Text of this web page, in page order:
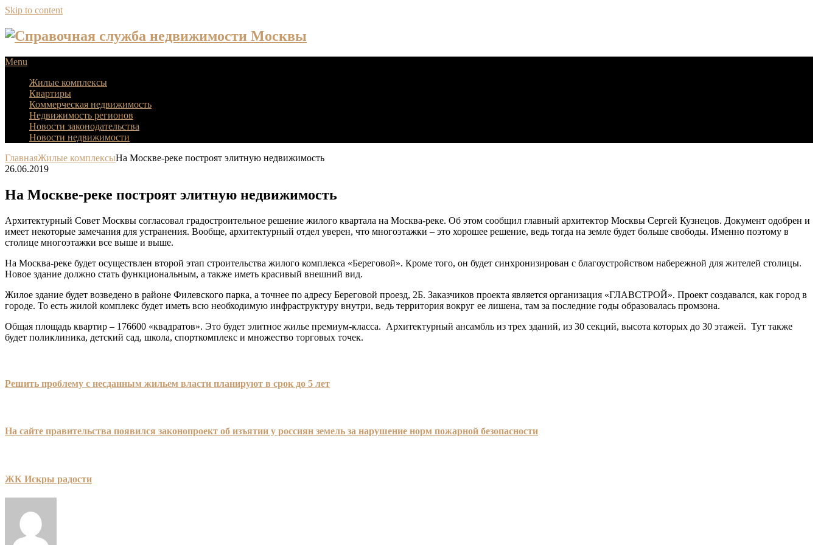
Skip to content
Menu
Жилые комплексы
Квартиры
Коммерческая недвижимость
Недвижимость регионов
Новости законодательства
Новости недвижимости
ГлавнаяЖилые комплексыНа Москве-реке построят элитную недвижимость
26.06.2019
На Москве-реке построят элитную недвижимость
Архитектурный Совет Москвы согласовал градостроительное решение жилого квартала на Москва-реке. Об этом сообщил главный архитектор Москвы Сергей Кузнецов. Документ одобрен и
имеет некоторые замечания для устранения. Вообще, архитектурный отдел уверен, что многоэтажки – это хорошее решение, ведь тогда на земле будет больше свободы. Именно поэтому в
столице многоэтажки все выше и выше.
На Москва-реке будет осуществлен второй этап строительства жилого комплекса «Береговой». Кроме того, он будет синхронизирован с благоустройством набережной для жителей столицы.
Новое здание должно стать функциональным, а также иметь красивый внешний вид.
Жилое здание будет возведено в районе Филевского парка, а точнее по адресу Береговой проезд, 2Б. Заказчиков проекта является организация «ГЛАВСТРОЙ». Проект создавался, как город в
городе. То есть жилой комплекс будет иметь всю необходимую инфраструктуру внутри, ведь территория вокруг ее лишена, там за последние годы образовалась промзона.
Общая площадь квартир – 176600 «квадратов». Это будет элитное жилье премиум-класса. Архитектурный ансамбль из трех зданий, из 30 секций, высота которых до 30 этажей. Тут также
будет поликлиника, детский сад, школа, спорткомплекс и множество торговых точек.
Решить проблему с несданным жильем власти планируют в срок до 5 лет
На сайте правительства появился законопроект об изъятии у россиян земель за нарушение норм пожарной безопасности
ЖК Искры радости